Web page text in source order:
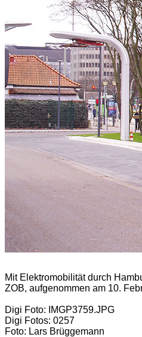
Mit Elektromobilität durch
ZOB, aufgenommen am 10.
Digi Foto: IMGP3759.JPG
Digi Fotos: 0257
Foto: Lars Brüggemann